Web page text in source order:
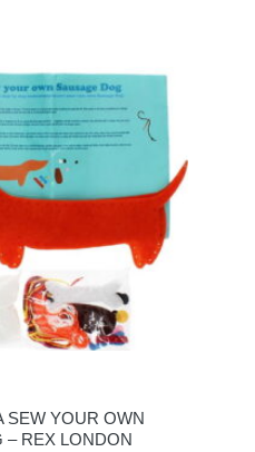
SEW YOUR OWN
– REX LONDON